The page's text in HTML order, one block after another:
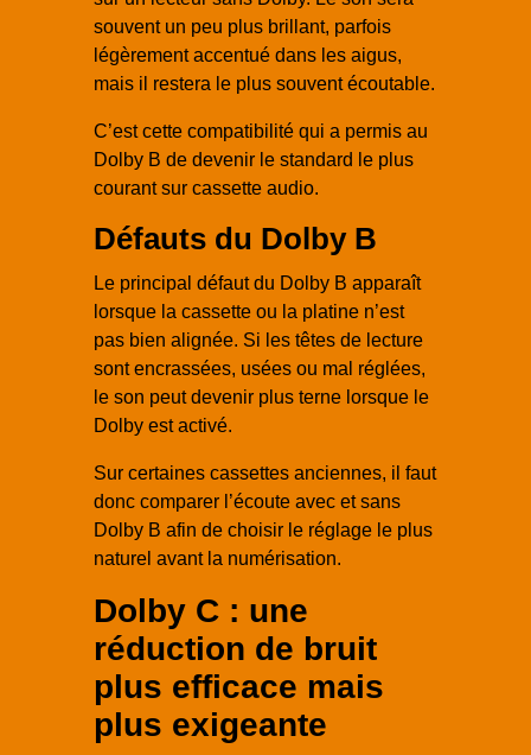
souvent un peu plus brillant, parfois
légèrement accentué dans les aigus,
mais il restera le plus souvent écoutable.
C’est cette compatibilité qui a permis au
Dolby B de devenir le standard le plus
courant sur cassette audio.
Défauts du Dolby B
Le principal défaut du Dolby B apparaît
lorsque la cassette ou la platine n’est
pas bien alignée. Si les têtes de lecture
sont encrassées, usées ou mal réglées,
le son peut devenir plus terne lorsque le
Dolby est activé.
Sur certaines cassettes anciennes, il faut
donc comparer l’écoute avec et sans
Dolby B afin de choisir le réglage le plus
naturel avant la numérisation.
Dolby C : une
réduction de bruit
plus efficace mais
plus exigeante